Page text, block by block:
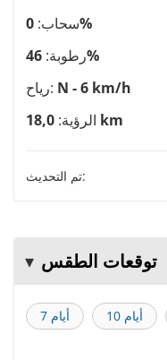
سحاب:0%
رطوبة:46%
رياح: N - 6 km/h
الرؤية: 18,0 km
تم التحديث:
توقعات الطقس
7 أيام 10 أيام